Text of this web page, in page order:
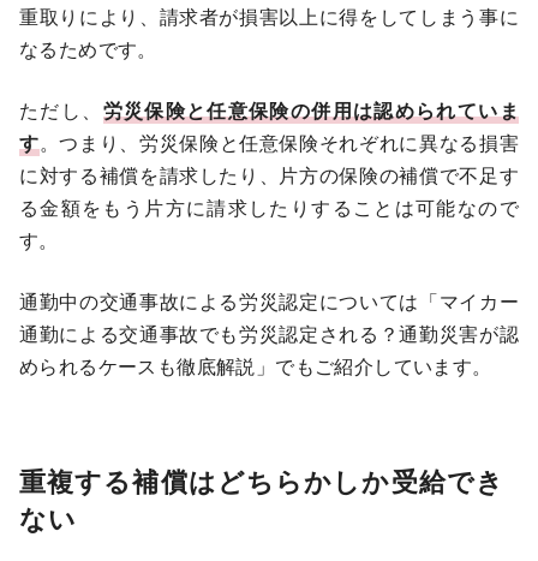
重取りにより、請求者が損害以上に得をしてしまう事に
なるためです。
ただし、 労災保険と任意保険の併用は認められていま
す。つまり、労災保険と任意保険それぞれに異なる損害
に対する補償を請求したり、片方の保険の補償で不足す
る金額をもう片方に請求したりすることは可能なので
す。
通勤中の交通事故による労災認定については「マイカー
通勤による交通事故でも労災認定される？通勤災害が認
められるケースも徹底解説 」でもご紹介しています。
重複する補償はどちらかしか受給でき
ない